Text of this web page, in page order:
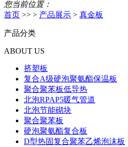
您当前位置：
首页 >> > 产品展示 > 真金板
产品分类
ABOUT US
挤塑板
复合A级硬泡聚氨酯保温板
聚合聚苯板低导热
北泡RPAP5暖气管道
北泡节能砌块
聚合聚苯板
硬泡聚氨酯复合板
D型热固复合聚苯乙烯泡沫板